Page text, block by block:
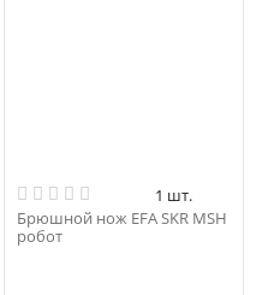
1 шт.
Брюшной нож EFA SKR MSH
робот